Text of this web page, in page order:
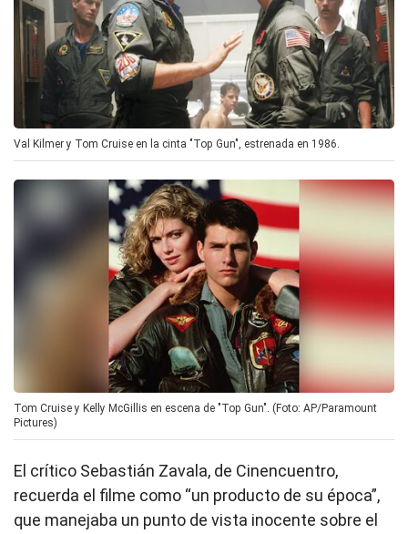
Val Kilmer y Tom Cruise en la cinta "Top Gun", estrenada en 1986.
Tom Cruise y Kelly McGillis en escena de "Top Gun". (Foto: AP/Paramount
Pictures)
El crítico Sebastián Zavala, de Cinencuentro,
recuerda el filme como “un producto de su época”,
que manejaba un punto de vista inocente sobre el